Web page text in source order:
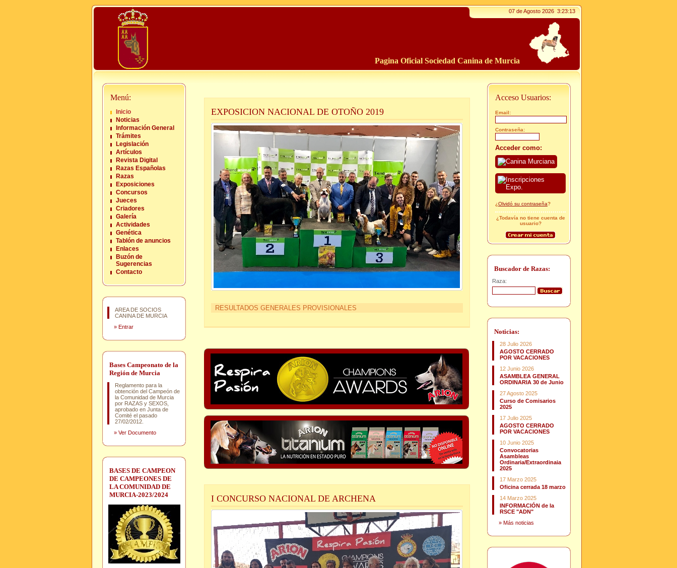
07 de Agosto 2026 3:23:14
Pagina Oficial Sociedad Canina de Murcia
Menú:
Inicio
Noticias
Información General
Trámites
Legislación
Artículos
Revista Digital
Razas Españolas
Razas
Exposiciones
Concursos
Jueces
Criadores
Galería
Actividades
Genética
Tablón de anuncios
Enlaces
Buzón de
Sugerencias
Contacto
AREA DE SOCIOS
CANINA DE MURCIA
» Entrar
Bases Campeonato de la
Región de Murcia
Reglamento para la
obtención del Campeón de
la Comunidad de Murcia
por RAZAS y SEXOS,
aprobado en Junta de
Comité el pasado
27/02/2012.
» Ver Documento
BASES DE CAMPEON
DE CAMPEONES DE
LA COMUNIDAD DE
MURCIA-2023/2024
EXPOSICION NACIONAL DE OTOÑO 2019
RESULTADOS GENERALES PROVISIONALES
I CONCURSO NACIONAL DE ARCHENA
Acceso Usuarios:
Email:
Contraseña:
Acceder como:
¿Olvidó su contraseña?
¿Todavía no tiene cuenta de
usuario?
Buscador de Razas:
Raza:
Noticias:
28 Julio 2026
AGOSTO CERRADO
POR VACACIONES
12 Junio 2026
ASAMBLEA GENERAL
ORDINARIA 30 de Junio
27 Agosto 2025
Curso de Comisarios
2025
17 Julio 2025
AGOSTO CERRADO
POR VACACIONES
10 Junio 2025
Convocatorias
Asambleas
Ordinaria/Extraordinaia
2025
17 Marzo 2025
Oficina cerrada 18 marzo
14 Marzo 2025
INFORMACIÓN de la
RSCE "ADN"
» Más noticias